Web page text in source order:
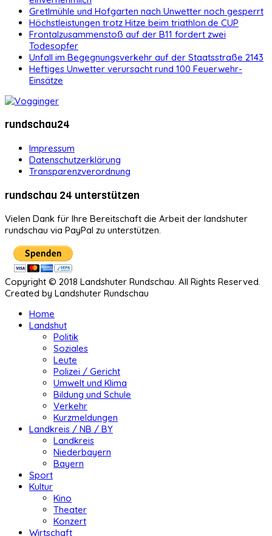
Gretlmühle und Hofgarten nach Unwetter noch gesperrt
Höchstleistungen trotz Hitze beim triathlon.de CUP
Frontalzusammenstoß auf der B11 fordert zwei
Todesopfer
Unfall im Begegnungsverkehr auf der Staatsstraße 2143
Heftiges Unwetter verursacht rund 100 Feuerwehr-
Einsätze
rundschau24
Impressum
Datenschutzerklärung
Transparenzverordnung
rundschau 24 unterstützen
Vielen Dank für Ihre Bereitschaft die Arbeit der landshuter
rundschau via PayPal zu unterstützen.
Copyright © 2018 Landshuter Rundschau. All Rights Reserved.
Created by Landshuter Rundschau
Home
Landshut
Politik
Soziales
Leute
Polizei / Gericht
Umwelt und Klima
Bildung und Schule
Verkehr
Kurzmeldungen
Landkreis / NB / BY
Landkreis
Niederbayern
Bayern
Sport
Kultur
Kino
Theater
Konzert
Wirtschaft